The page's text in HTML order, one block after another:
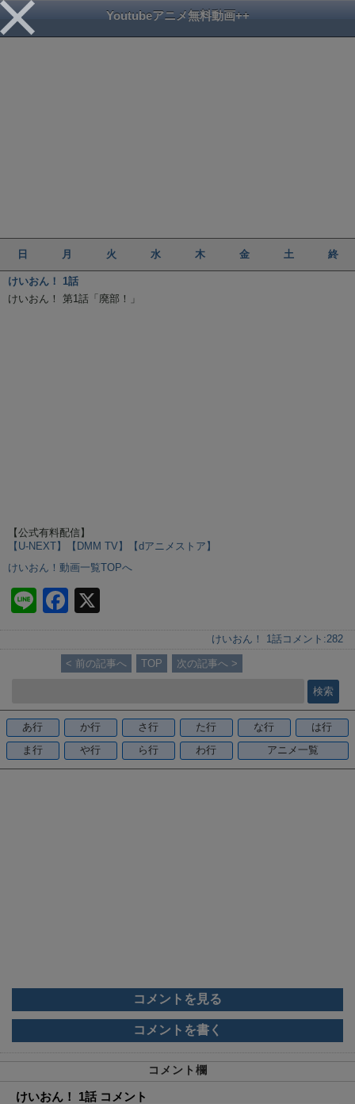
Youtubeアニメ無料動画++
日 月 火 水 木 金 土 終
けいおん！ 1話
けいおん！ 第1話「廃部！」
【公式有料配信】
【U-NEXT】
【DMM TV】
【dアニメストア】
けいおん！動画一覧TOPへ
Li
n
e
F
a
c
e
o
o
k
けいおん！ 1話 コメント:282
< 前の記事へ TOP 次の記事へ >
あ行 か行 さ行 た行 な行
は行
ま行
や行 ら行 わ行 アニメ一覧
コメントを見る
コメントを書く
コメント欄
けいおん！ 1話 コメント